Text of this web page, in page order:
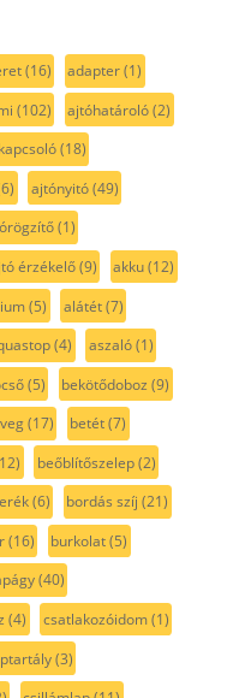
(16) adapter(1)
(102) ajtóhatároló(2)
(18)
ajtónyitó(49)
(1)
érzékelő(9) akku(12)
(5) alátét(7)
(4) aszaló(1)
(5) bekötődoboz (9)
(17) betét(7)
beőblítőszelep(2)
(6) bordás szíj (21)
(16) burkolat(5)
(40)
(4) csatlakozóidom(1)
(3)